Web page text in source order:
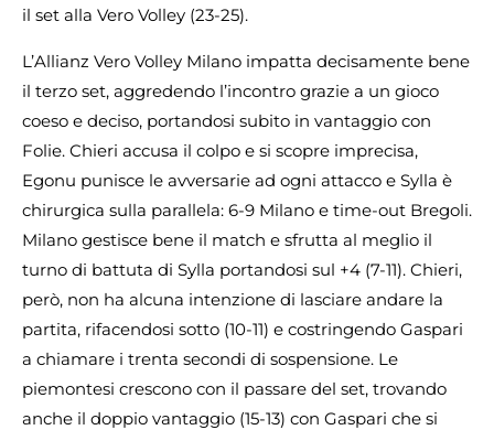
il set alla Vero Volley (23-25).
L’Allianz Vero Volley Milano impatta decisamente bene
il terzo set, aggredendo l’incontro grazie a un gioco
coeso e deciso, portandosi subito in vantaggio con
Folie. Chieri accusa il colpo e si scopre imprecisa,
Egonu punisce le avversarie ad ogni attacco e Sylla è
chirurgica sulla parallela: 6-9 Milano e time-out Bregoli.
Milano gestisce bene il match e sfrutta al meglio il
turno di battuta di Sylla portandosi sul +4 (7-11). Chieri,
però, non ha alcuna intenzione di lasciare andare la
partita, rifacendosi sotto (10-11) e costringendo Gaspari
a chiamare i trenta secondi di sospensione. Le
piemontesi crescono con il passare del set, trovando
anche il doppio vantaggio (15-13) con Gaspari che si